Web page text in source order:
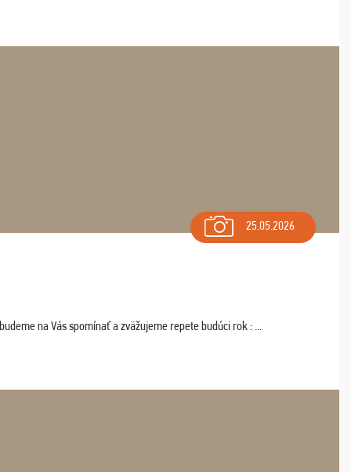
25.05.2026
na Vás spomínať a zväžujeme repete budúci rok : ...